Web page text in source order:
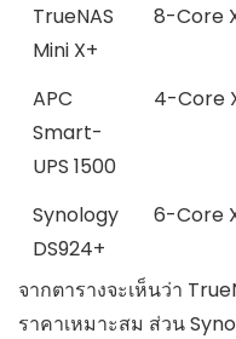
TrueNAS
Mini X+
8-Core
APC
Smart-
UPS 1500
4-Core
Synology
DS924+
6-Core
จากตารางจะเห็นว่า
ราคาเหมาะสม ส่วน